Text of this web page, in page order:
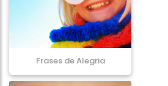
Frases de Alegria